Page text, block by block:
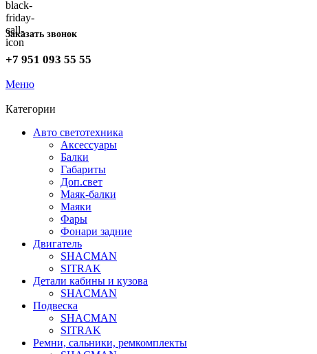
Заказать звонок
+7 951 093 55 55
Меню
Категории
Авто светотехника
Аксессуары
Балки
Габариты
Доп.свет
Маяк-балки
Маяки
Фары
Фонари задние
Двигатель
SHACMAN
SITRAK
Детали кабины и кузова
SHACMAN
Подвеска
SHACMAN
SITRAK
Ремни, сальники, ремкомплекты